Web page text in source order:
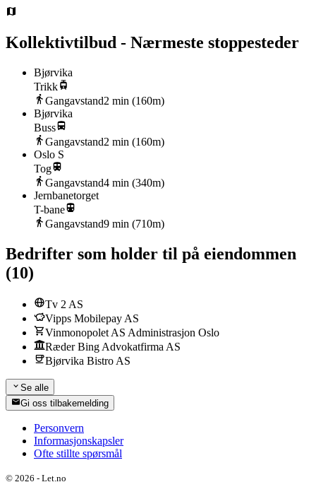
Kollektivtilbud - Nærmeste stoppesteder
Bjørvika
Trikk
Gangavstand2 min (160m)
Bjørvika
Buss
Gangavstand2 min (160m)
Oslo S
Tog
Gangavstand4 min (340m)
Jernbanetorget
T-bane
Gangavstand9 min (710m)
Bedrifter som holder til på eiendommen
(10)
Tv 2 AS
Vipps Mobilepay AS
Vinmonopolet AS Administrasjon Oslo
Ræder Bing Advokatfirma AS
Bjørvika Bistro AS
Se alle
Gi oss tilbakemelding
Personvern
Informasjonskapsler
Ofte stillte spørsmål
© 2026 - Let.no